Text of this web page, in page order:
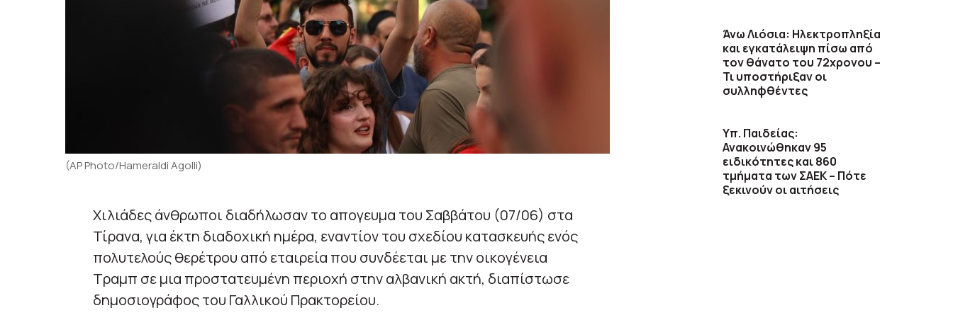
(AP Photo/Hameraldi Agolli)
Χιλιάδες άνθρωποι διαδήλωσαν το απογευμα του Σαββάτου (07/06) στα
Τίρανα, για έκτη διαδοχική ημέρα, εναντίον του σχεδίου κατασκευής ενός
πολυτελούς θερέτρου από εταιρεία που συνδέεται με την οικογένεια
Τραμπ σε μια προστατευμένη περιοχή στην αλβανική ακτή, διαπίστωσε
δημοσιογράφος του Γαλλικού Πρακτορείου.
Άνω Λιόσια: Ηλεκτροπληξία
και εγκατάλειψη πίσω από
τον θάνατο του 72χρονου –
Τι υποστήριξαν οι
συλληφθέντες
Υπ. Παιδείας:
Ανακοινώθηκαν 95
ειδικότητες και 860
τμήματα των ΣΑΕΚ – Πότε
ξεκινούν οι αιτήσεις